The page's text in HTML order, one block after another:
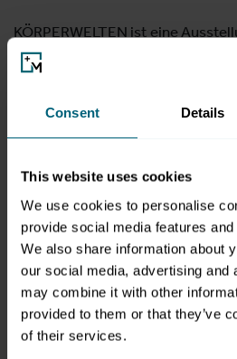
Consent Details
This website uses cookies
We use cookies to personalise
provide social media features
We also share information about
our social media, advertising and
may combine it with other
provided to them or that they’ve
of their services.
KÖRPERWELTEN ist eine
uns selbst und unsere
bereits auf diese
im Mutterleib erhält der Besucher
über den Aufbau seines
faszinierender Präparate werden
verständlich Organfunktionen
erläutert. Rund 200 Exponate gibt
darunter 20 Ganzkörperexponate
transparente Körperscheiben